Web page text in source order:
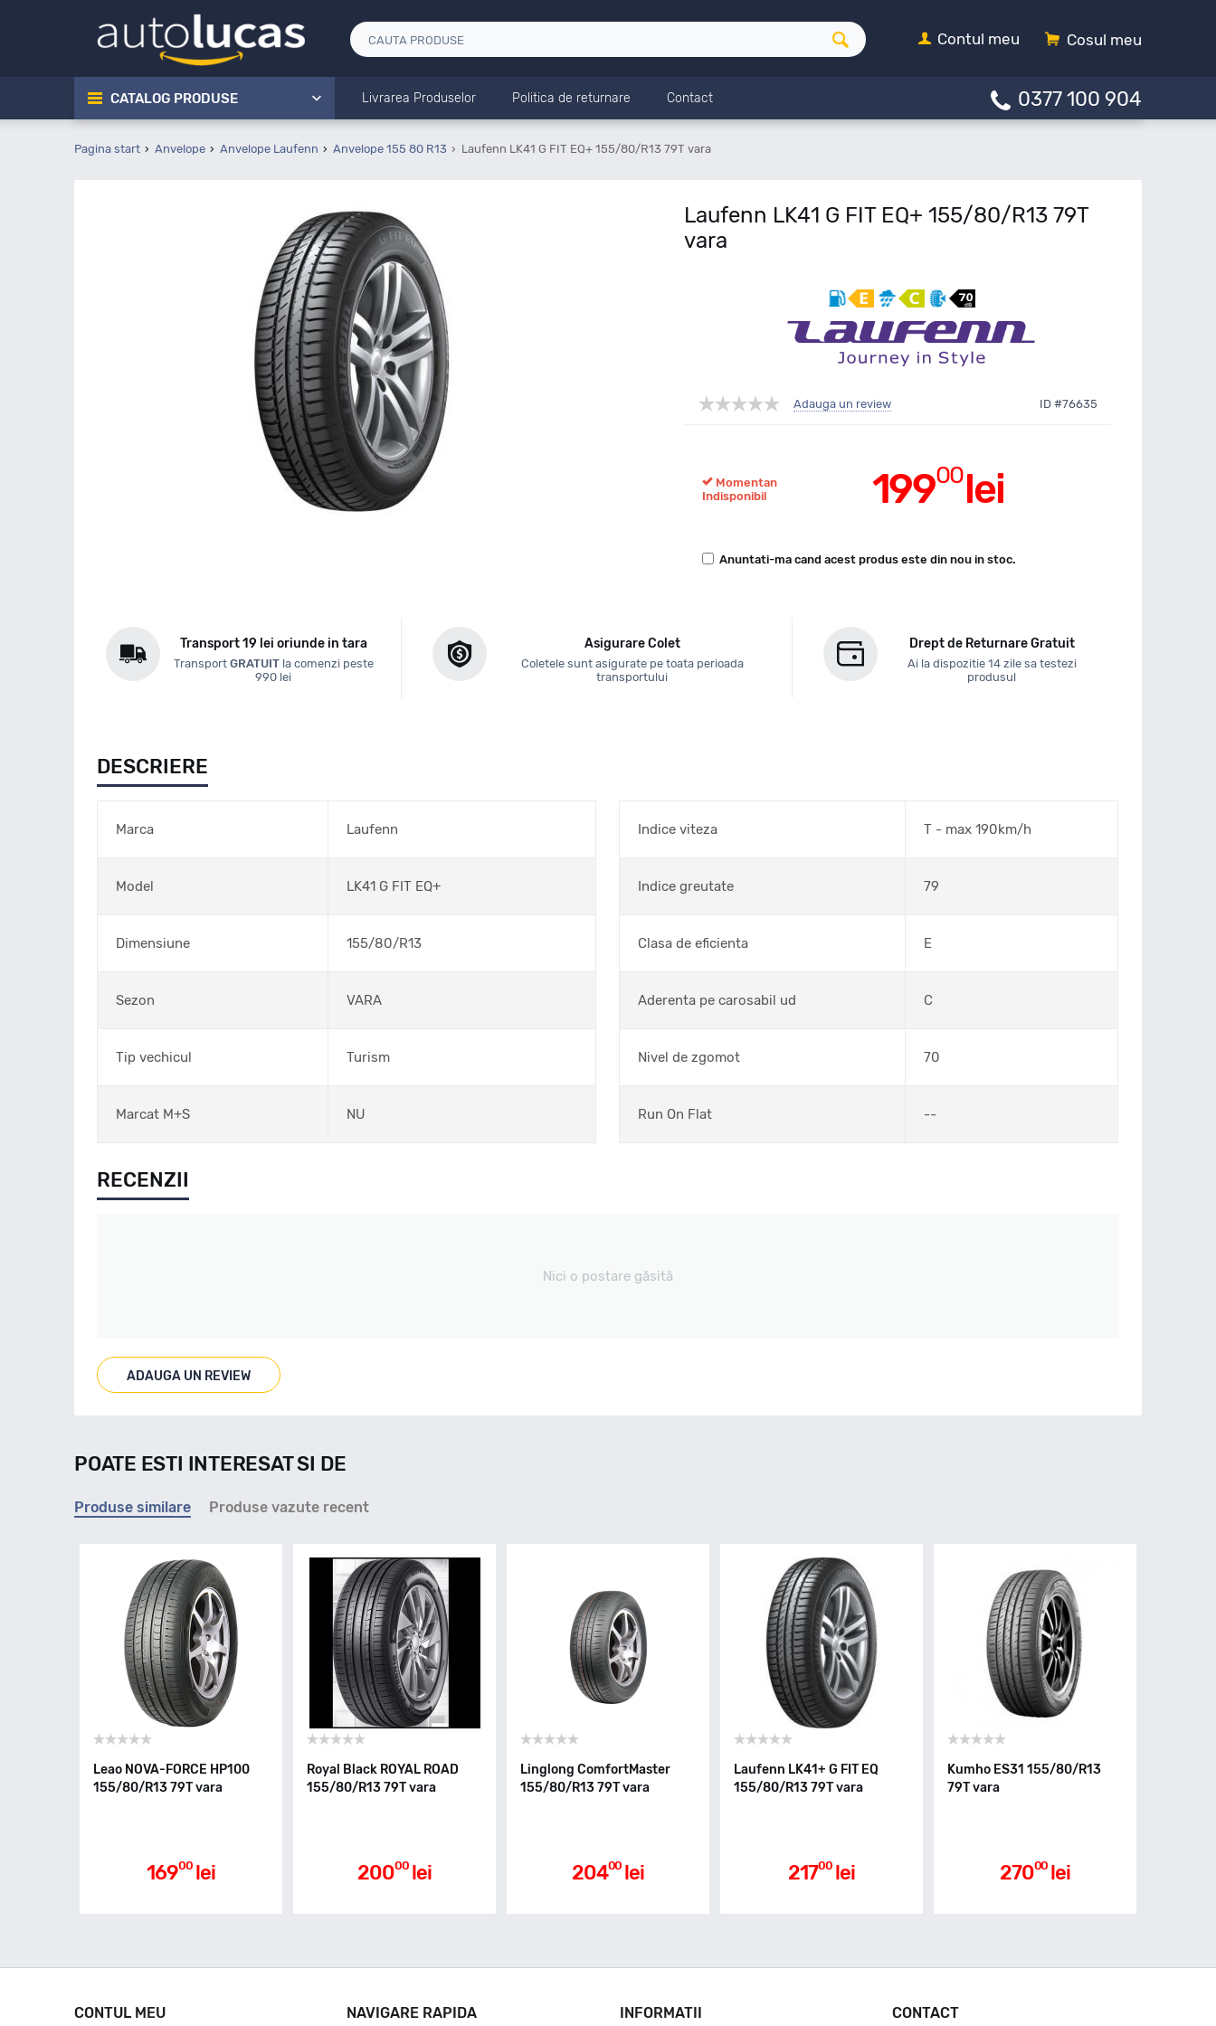
Cosul meu
Contul meu
CATALOG PRODUSE Livrarea Produselor Politica de returnare Contact 0377 100 904
Pagina start Anvelope Anvelope Laufenn Anvelope 155 80 R13 Laufenn LK41 G FIT EQ+ 155/80/R13 79T vara
Laufenn LK41 G FIT EQ+ 155/80/R13 79T
vara
Adauga un review ID #76635
19900lei
Momentan
Indisponibil
Anuntati-ma cand acest produs este din nou in stoc.
Transport 19 lei oriunde in tara
Transport GRATUITla comenzi peste
990 lei
Asigurare Colet
Coletele sunt asigurate pe toata perioada
transportului
Drept de Returnare Gratuit
Ai la dispozitie 14 zile sa testezi
produsul
DESCRIERE
Marca Laufenn
Model LK41 G FIT EQ+
Dimensiune 155/80/R13
Sezon VARA
Tip vechicul Turism
Marcat M+S NU
Indice viteza T - max 190km/h
Indice greutate 79
Clasa de eficienta E
Aderenta pe carosabil ud C
Nivel de zgomot 70
Run On Flat --
RECENZII
Nici o postare găsită
ADAUGA UN REVIEW
POATE ESTI INTERESAT SI DE
Produse similare Produse vazute recent
Leao NOVA-FORCE HP100
155/80/R13 79T vara
16900 lei
Royal Black ROYAL ROAD
155/80/R13 79T vara
20000 lei
Linglong ComfortMaster
155/80/R13 79T vara
20400 lei
Laufenn LK41+ G FIT EQ
155/80/R13 79T vara
21700 lei
Kumho ES31 155/80/R13
79T vara
27000 lei
CONTUL MEU NAVIGARE RAPIDA INFORMATII CONTACT